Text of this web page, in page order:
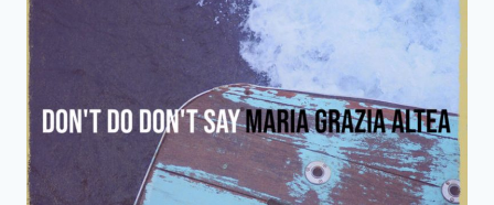
TRANSMUTATION
UNE
PLONGÉE
ÉLECTRO
INDUSTRIELLE